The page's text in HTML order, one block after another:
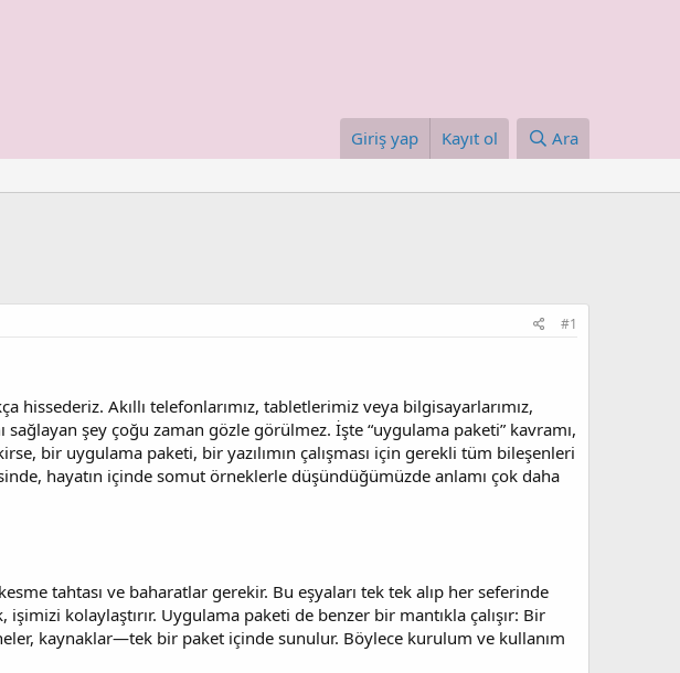
Giriş yap Kayıt ol Ara
#1
hissederiz. Akıllı telefonlarımız, tabletlerimiz veya bilgisayarlarımız,
şey çoğu zaman gözle görülmez. İşte “uygulama paketi” kavramı,
bir uygulama paketi, bir yazılımın çalışması için gerekli tüm bileşenleri
hayatın içinde somut örneklerle düşündüğümüzde anlamı çok daha
tahtası ve baharatlar gerekir. Bu eşyaları tek tek alıp her seferinde
kolaylaştırır. Uygulama paketi de benzer bir mantıkla çalışır: Bir
kaynaklar—tek bir paket içinde sunulur. Böylece kurulum ve kullanım